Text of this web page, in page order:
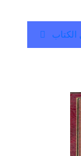
الكتاب